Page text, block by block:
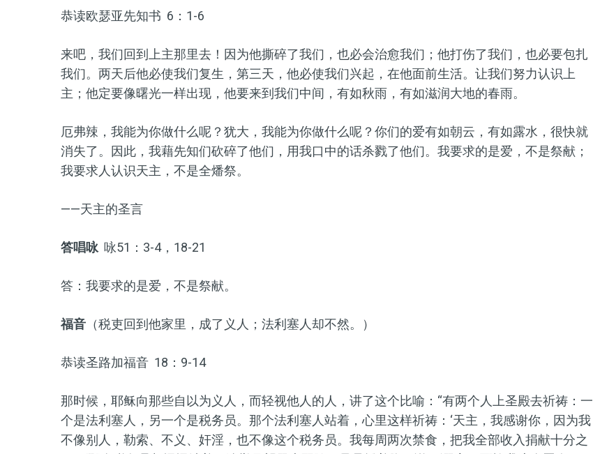
恭读欧瑟亚先知书 6：1-6
来吧，我们回到上主那里去！因为他撕碎了我们，也必会治愈我们；他打伤了我们，也必要包扎
我们。两天后他必使我们复生，第三天，他必使我们兴起，在他面前生活。让我们努力认识上
主；他定要像曙光一样出现，他要来到我们中间，有如秋雨，有如滋润大地的春雨。
厄弗辣，我能为你做什么呢？犹大，我能为你做什么呢？你们的爱有如朝云，有如露水，很快就
消失了。因此，我藉先知们砍碎了他们，用我口中的话杀戮了他们。我要求的是爱，不是祭献；
我要求人认识天主，不是全燔祭。
——天主的圣言
答唱咏 咏51：3-4，18-21
答：我要求的是爱，不是祭献。
福音 （税吏回到他家里，成了义人；法利塞人却不然。）
恭读圣路加福音 18：9-14
那时候，耶稣向那些自以为义人，而轻视他人的人，讲了这个比喻：“有两个人上圣殿去祈祷：一
个是法利塞人，另一个是税务员。那个法利塞人站着，心里这样祈祷：‘天主，我感谢你，因为我
不像别人，勒索、不义、奸淫，也不像这个税务员。我每周两次禁食，把我全部收入捐献十分之